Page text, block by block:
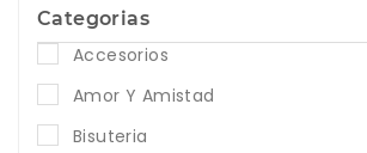
Categorias
Accesorios
Amor Y Amistad
Bisuteria